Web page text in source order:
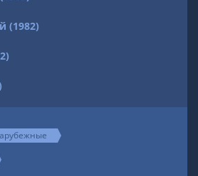
(1982)